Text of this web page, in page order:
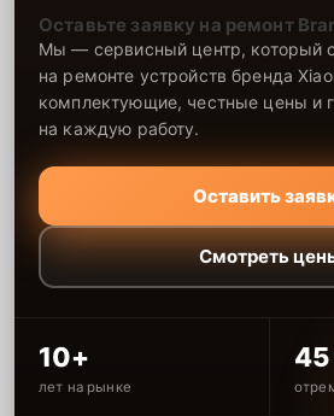
Оставьте заявку на ремонт
Мы — сервисный центр, который
на ремонте устройств бренда
комплектующие, честные цены и
на каждую работу.
Оставить
Смотреть
10+
лет на рынке